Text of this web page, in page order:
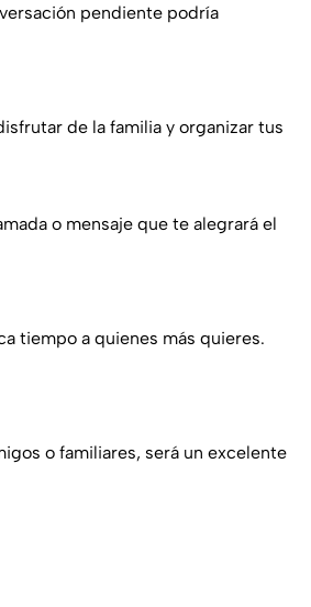
pendiente podría
de la familia y organizar tus
o mensaje que te alegrará el
tiempo a quienes más quieres.
o familiares, será un excelente